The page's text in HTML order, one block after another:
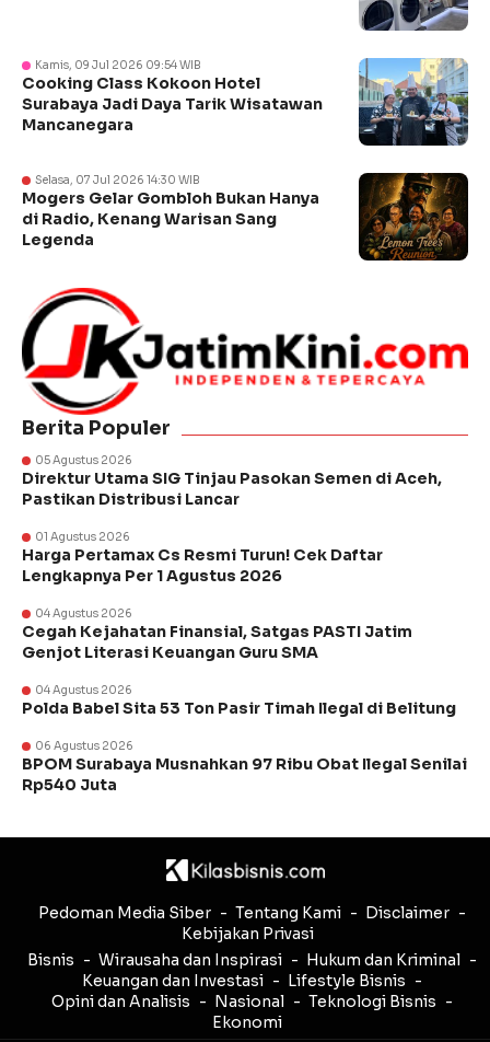
Kamis, 09 Jul 2026 09:54 WIB
Cooking Class Kokoon Hotel
Surabaya Jadi Daya Tarik Wisatawan
Mancanegara
Selasa, 07 Jul 2026 14:30 WIB
Mogers Gelar Gombloh Bukan Hanya
di Radio, Kenang Warisan Sang
Legenda
Berita Populer
05 Agustus 2026
Direktur Utama SIG Tinjau Pasokan Semen di Aceh,
Pastikan Distribusi Lancar
01 Agustus 2026
Harga Pertamax Cs Resmi Turun! Cek Daftar
Lengkapnya Per 1 Agustus 2026
04 Agustus 2026
Cegah Kejahatan Finansial, Satgas PASTI Jatim
Genjot Literasi Keuangan Guru SMA
04 Agustus 2026
Polda Babel Sita 53 Ton Pasir Timah Ilegal di Belitung
06 Agustus 2026
BPOM Surabaya Musnahkan 97 Ribu Obat Ilegal Senilai
Rp540 Juta
Pedoman Media Siber Tentang Kami
Disclaimer
Kebijakan Privasi
Bisnis
Wirausaha dan Inspirasi
Hukum dan Kriminal
Keuangan dan Investasi
Lifestyle Bisnis
Opini dan Analisis
Nasional
Teknologi Bisnis
Ekonomi